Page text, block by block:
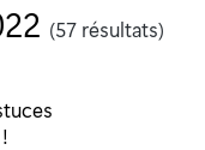
(57 résultats)